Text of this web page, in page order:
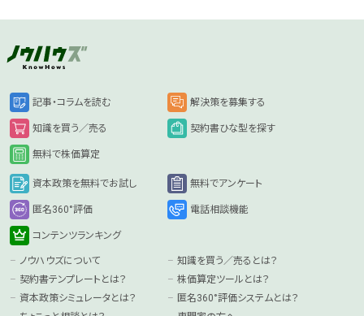
記事・コラムを読む 解決策を募集する
知識を買う／売る 契約書ひな型を探す
無料で株価算定
資本政策を無料でお試し 無料でアンケート
匿名360°評価 電話相談機能
コンテンツランキング
ノウハウズについて
知識を買う／売るとは？
契約書テンプレートとは？
株価算定ツールとは？
資本政策シミュレータとは？
匿名360°評価システムとは？